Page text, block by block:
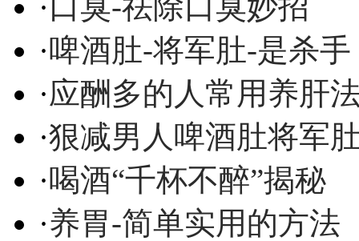
·啤酒肚-将军肚-是杀手
·应酬多的人常用养肝
·狠减男人啤酒肚将军
·喝酒“千杯不醉”揭秘
·养胃-简单实用的方法